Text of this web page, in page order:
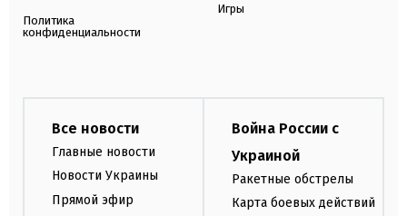
Политика
конфиденциальности
Игры
Все новости
Главные новости
Новости Украины
Прямой эфир
Война России с
Украиной
Ракетные обстрелы
Карта боевых действий